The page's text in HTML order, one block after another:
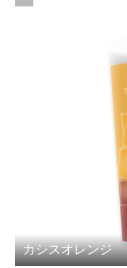
カシスオレンジ